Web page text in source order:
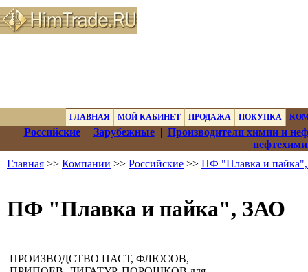
ГЛАВНАЯ МОЙ КАБИНЕТ ПРОДАЖА ПОКУПКА
Российские| Зарубежные| Производители химии и
Главная >> Компании >> Российские >> ПФ "Плавка и
ПФ "Плавка и пайка", ЗАО
ПРОИЗВОДСТВО ПАСТ, ФЛЮСОВ,